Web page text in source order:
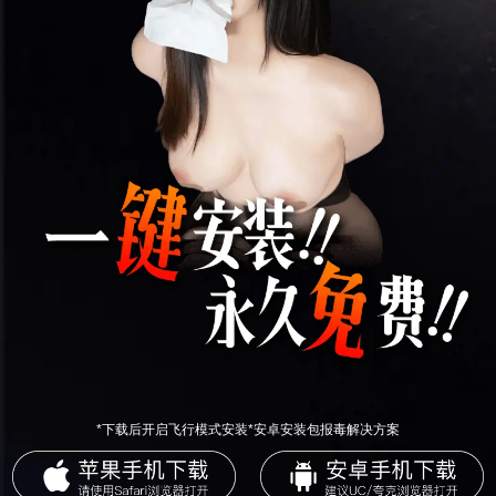
*下载后开启飞行模式安装*安卓安装包报毒解决方案